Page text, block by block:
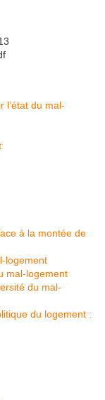
l’état du mal-
à la montée de
logement
mal-logement
du mal-
du logement :